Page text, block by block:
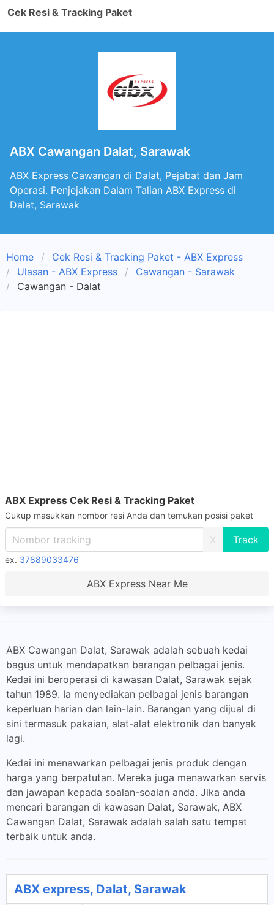
Cek Resi & Tracking Paket
ABX Cawangan Dalat, Sarawak
ABX Express Cawangan di Dalat, Pejabat dan Jam
Operasi. Penjejakan Dalam Talian ABX Express di
Dalat, Sarawak
Home
Cek Resi & Tracking Paket - ABX Express
Ulasan - ABX Express
Cawangan - Sarawak
Cawangan - Dalat
ABX Express Cek Resi & Tracking Paket
Cukup masukkan nombor resi Anda dan temukan posisi paket
X
ex. 37889033476
ABX Express Near Me
ABX Cawangan Dalat, Sarawak adalah sebuah kedai
bagus untuk mendapatkan barangan pelbagai jenis.
Kedai ini beroperasi di kawasan Dalat, Sarawak sejak
tahun 1989. Ia menyediakan pelbagai jenis barangan
keperluan harian dan lain-lain. Barangan yang dijual di
sini termasuk pakaian, alat-alat elektronik dan banyak
lagi.
Kedai ini menawarkan pelbagai jenis produk dengan
harga yang berpatutan. Mereka juga menawarkan servis
dan jawapan kepada soalan-soalan anda. Jika anda
mencari barangan di kawasan Dalat, Sarawak, ABX
Cawangan Dalat, Sarawak adalah salah satu tempat
terbaik untuk anda.
ABX express, Dalat, Sarawak